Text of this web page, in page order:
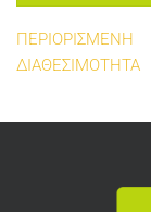
ΠΕΡΙΟΡΙΣΜΕΝΗ
ΔΙΑΘΕΣΙΜΟΤΗΤΑ